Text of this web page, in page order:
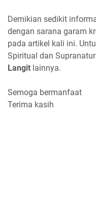
Demikian sedikit
dengan sarana garam
pada artikel kali ini.
Spiritual dan
Langit lainnya.
Semoga bermanfaat
Terima kasih